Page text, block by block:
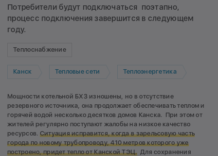
Потребители будут подключаться поэтапно,
процесс подключения завершится в следующем
году.
Теплоснабжение
Канск Тепловые сети Теплоэнергетика
Мощности котельной БХЗ изношены, но в отсутствие
резервного источника, она продолжает обеспечивать теплом и
горячей водой несколько десятков домов Канска. При этом от
жителей регулярно поступают жалобы на низкое качество
ресурсов. Ситуация исправится, когда в зарельсовую часть
города по новому трубопроводу, 410 метров которого уже
построено, придет тепло от Канской ТЭЦ.Для сохранения